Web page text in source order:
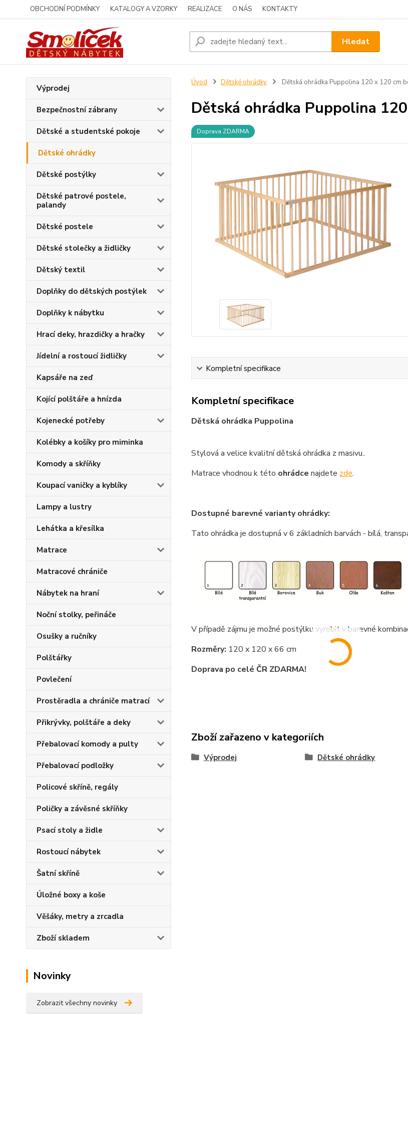
OBCHODNÍ PODMÍNKY KATALOGY A VZORKY REALIZACE O NÁS KONTAKTY
Hledat
Výprodej
Bezpečnostní zábrany
Dětské a studentské pokoje
Dětské ohrádky
Dětské postýlky
Dětské patrové postele,
palandy
Dětské postele
Dětské stolečky a židličky
Dětský textil
Doplňky do dětských postýlek
Doplňky k nábytku
Hrací deky, hrazdičky a hračky
Jídelní a rostoucí židličky
Kapsáře na zeď
Kojící polštáře a hnízda
Kojenecké potřeby
Kolébky a košíky pro miminka
Komody a skříňky
Koupací vaničky a kyblíky
Lampy a lustry
Lehátka a křesílka
Matrace
Matracové chrániče
Nábytek na hraní
Noční stolky, peřináče
Osušky a ručníky
Polštářky
Povlečení
Prostěradla a chrániče matrací
Přikrývky, polštáře a deky
Přebalovací komody a pulty
Přebalovací podložky
Policové skříně, regály
Poličky a závěsné skříňky
Psací stoly a židle
Rostoucí nábytek
Šatní skříně
Úložné boxy a koše
Věšáky, metry a zrcadla
Zboží skladem
Novinky
Zobrazit všechny novinky
Úvod Dětské ohrádky Dětská ohrádka Puppolina 120 x 120 cm
Dětská ohrádka Puppolina
Doprava ZDARMA
Kompletní specifikace
Kompletní specifikace
Dětská ohrádka Puppolina
Stylová a velice kvalitní dětská ohrádka z masivu..
Matrace vhodnou k této ohrádce najdete zde.
Dostupné barevné varianty ohrádky:
Tato ohrádka je dostupná v 6 základních barvách - bílá,
V případě zájmu je možné postýlku vyrobit v barevné
Rozměry: 120 x 120 x 66 cm
Doprava po celé ČR ZDARMA!
Zboží zařazeno v kategoriích
Výprodej Dětské ohrádky